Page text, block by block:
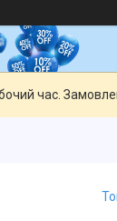
час.